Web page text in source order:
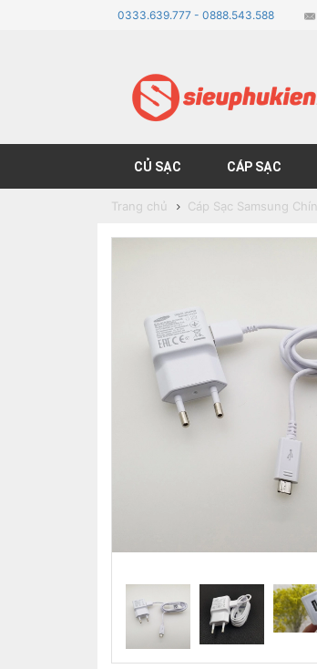
0333.639.777 - 0888.543.588
CỦ SẠC CÁP SẠC
Trang chủ Cáp Sạc Samsung